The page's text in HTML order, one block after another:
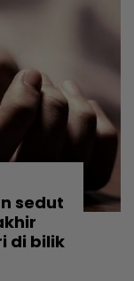
sedut
di bilik